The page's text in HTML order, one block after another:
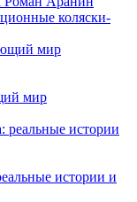
коляски-
мир
истории и